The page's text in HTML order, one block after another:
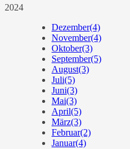
2024
Dezember(4)
November(4)
Oktober(3)
September(5)
August(3)
Juli(5)
Juni(3)
Mai(3)
April(5)
März(3)
Februar(2)
Januar(4)